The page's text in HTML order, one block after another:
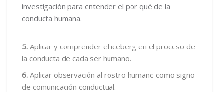
investigación para entender el por qué de la
conducta humana.
5. Aplicar y comprender el iceberg en el proceso de
la conducta de cada ser humano.
6. Aplicar observación al rostro humano como signo
de comunicación conductual.